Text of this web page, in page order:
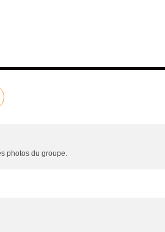
photos du groupe.